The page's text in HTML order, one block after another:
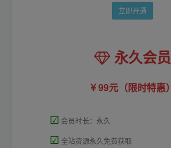
立即开通
永久会员
99元（限时特惠）
☑ 会员时长：永久
☑ 全站资源永久免费获取